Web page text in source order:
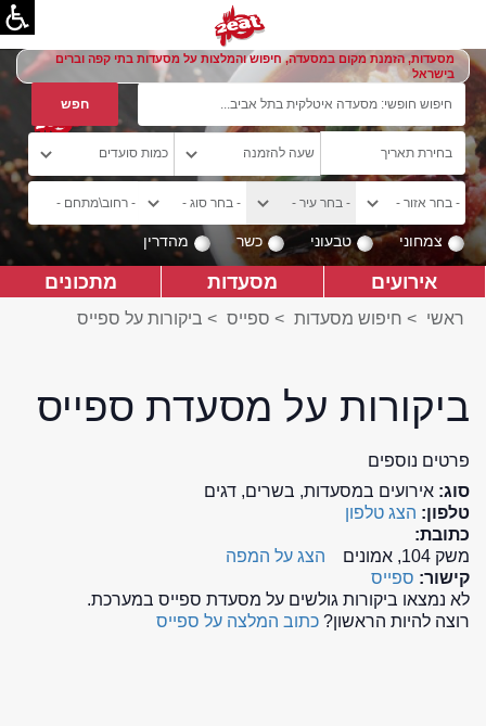
מסעדות, הזמנת מקום במסעדה, חיפוש והמלצות על מסעדות בתי קפה וברים
בישראל
צמחוני טבעוני כשר מהדרין
אירועים מסעדות מתכונים
ראשי > חיפוש מסעדות > ספייס > ביקורות על ספייס
ביקורות על מסעדת ספייס
פרטים נוספים
סוג: אירועים במסעדות, בשרים, דגים
טלפון: הצג טלפון
כתובת:
משק 104, אמונים
הצג על המפה
קישור: ספייס
לא נמצאו ביקורות גולשים על מסעדת ספייס במערכת.
רוצה להיות הראשון? כתוב המלצה על ספייס